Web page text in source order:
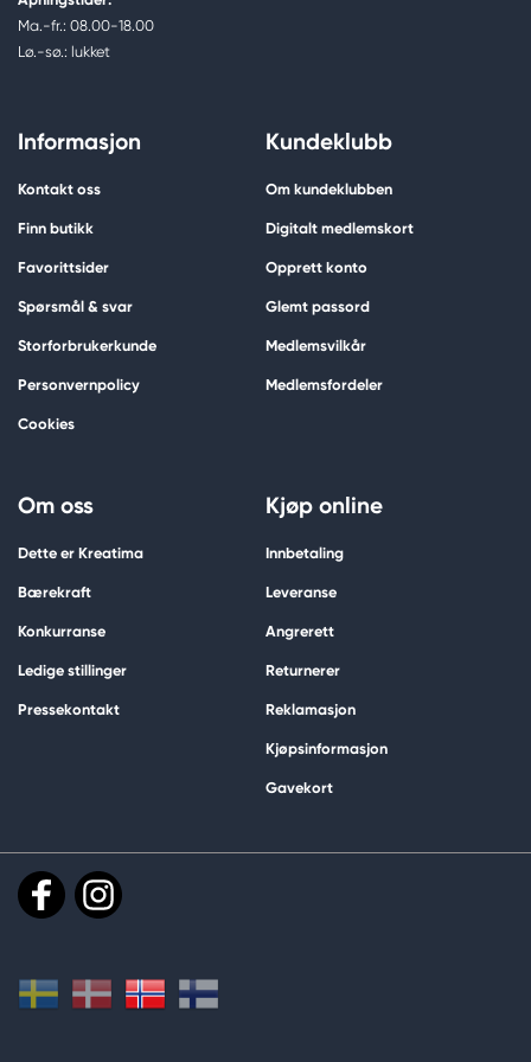
Ma.-fr.: 08.00-18.00
Lø.-sø.: lukket
Informasjon
Kontakt oss
Finn butikk
Favorittsider
Spørsmål & svar
Storforbrukerkunde
Personvernpolicy
Cookies
Kundeklubb
Om kundeklubben
Digitalt medlemskort
Opprett konto
Glemt passord
Medlemsvilkår
Medlemsfordeler
Om oss
Dette er Kreatima
Bærekraft
Konkurranse
Ledige stillinger
Pressekontakt
Kjøp online
Innbetaling
Leveranse
Angrerett
Returnerer
Reklamasjon
Kjøpsinformasjon
Gavekort